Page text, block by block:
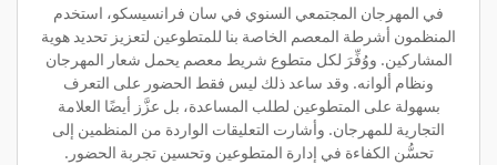
في المهرجان المجتمعي السنوي في سان فرانسيسكو، استخدم
المنظمون أشرطة المعصم الخاصة بنا للمتطوعين لتعزيز تحديد هوية
المشاركين. ووُفِّرَ لكل متطوع شريط معصم يحمل شعار المهرجان
ونظام ألوانه. وقد ساعد ذلك ليس فقط الحضور على التعرف
بسهولة على المتطوعين لطلب المساعدة، بل عزَّز أيضًا العلامة
التجارية للمهرجان. وأشارت التعليقات الواردة من المنظمين إلى
تحسُّن الكفاءة في إدارة المتطوعين وتحسين تجربة الحضور.